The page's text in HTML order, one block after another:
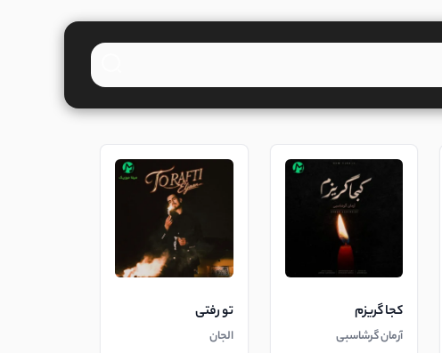
کجا گریزم
آرمان گرشاسبی
تو رفتی
الجان